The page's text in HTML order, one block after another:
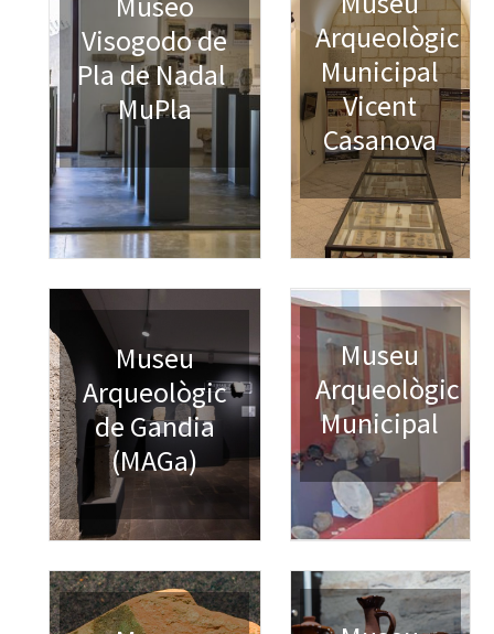
Visogodo de
Pla de Nadal 
MuPla
Arqueològic
Municipal
Vicent
Casanova
Museu
Arqueològic
de Gandia
(MAGa)
Museu
Arqueològic
Municipal